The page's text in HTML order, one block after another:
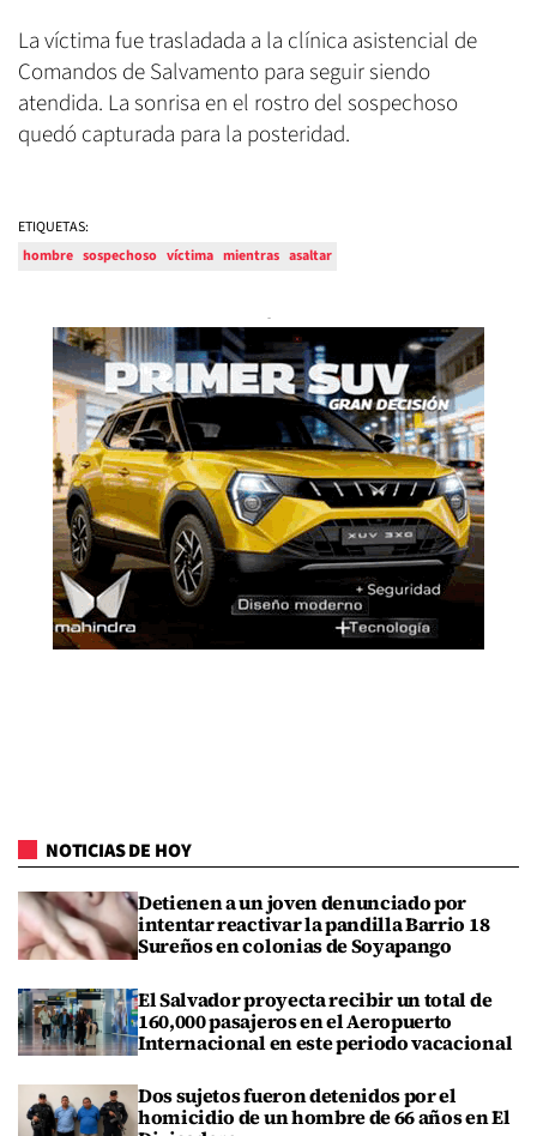
La víctima fue trasladada a la clínica asistencial de
Comandos de Salvamento para seguir siendo
atendida. La sonrisa en el rostro del sospechoso
quedó capturada para la posteridad.
ETIQUETAS:
hombre sospechoso víctima mientras asaltar
NOTICIAS DE HOY
Detienen a un joven denunciado por
intentar reactivar la pandilla Barrio 18
Sureños en colonias de Soyapango
El Salvador proyecta recibir un total de
160,000 pasajeros en el Aeropuerto
Internacional en este periodo vacacional
Dos sujetos fueron detenidos por el
homicidio de un hombre de 66 años en El